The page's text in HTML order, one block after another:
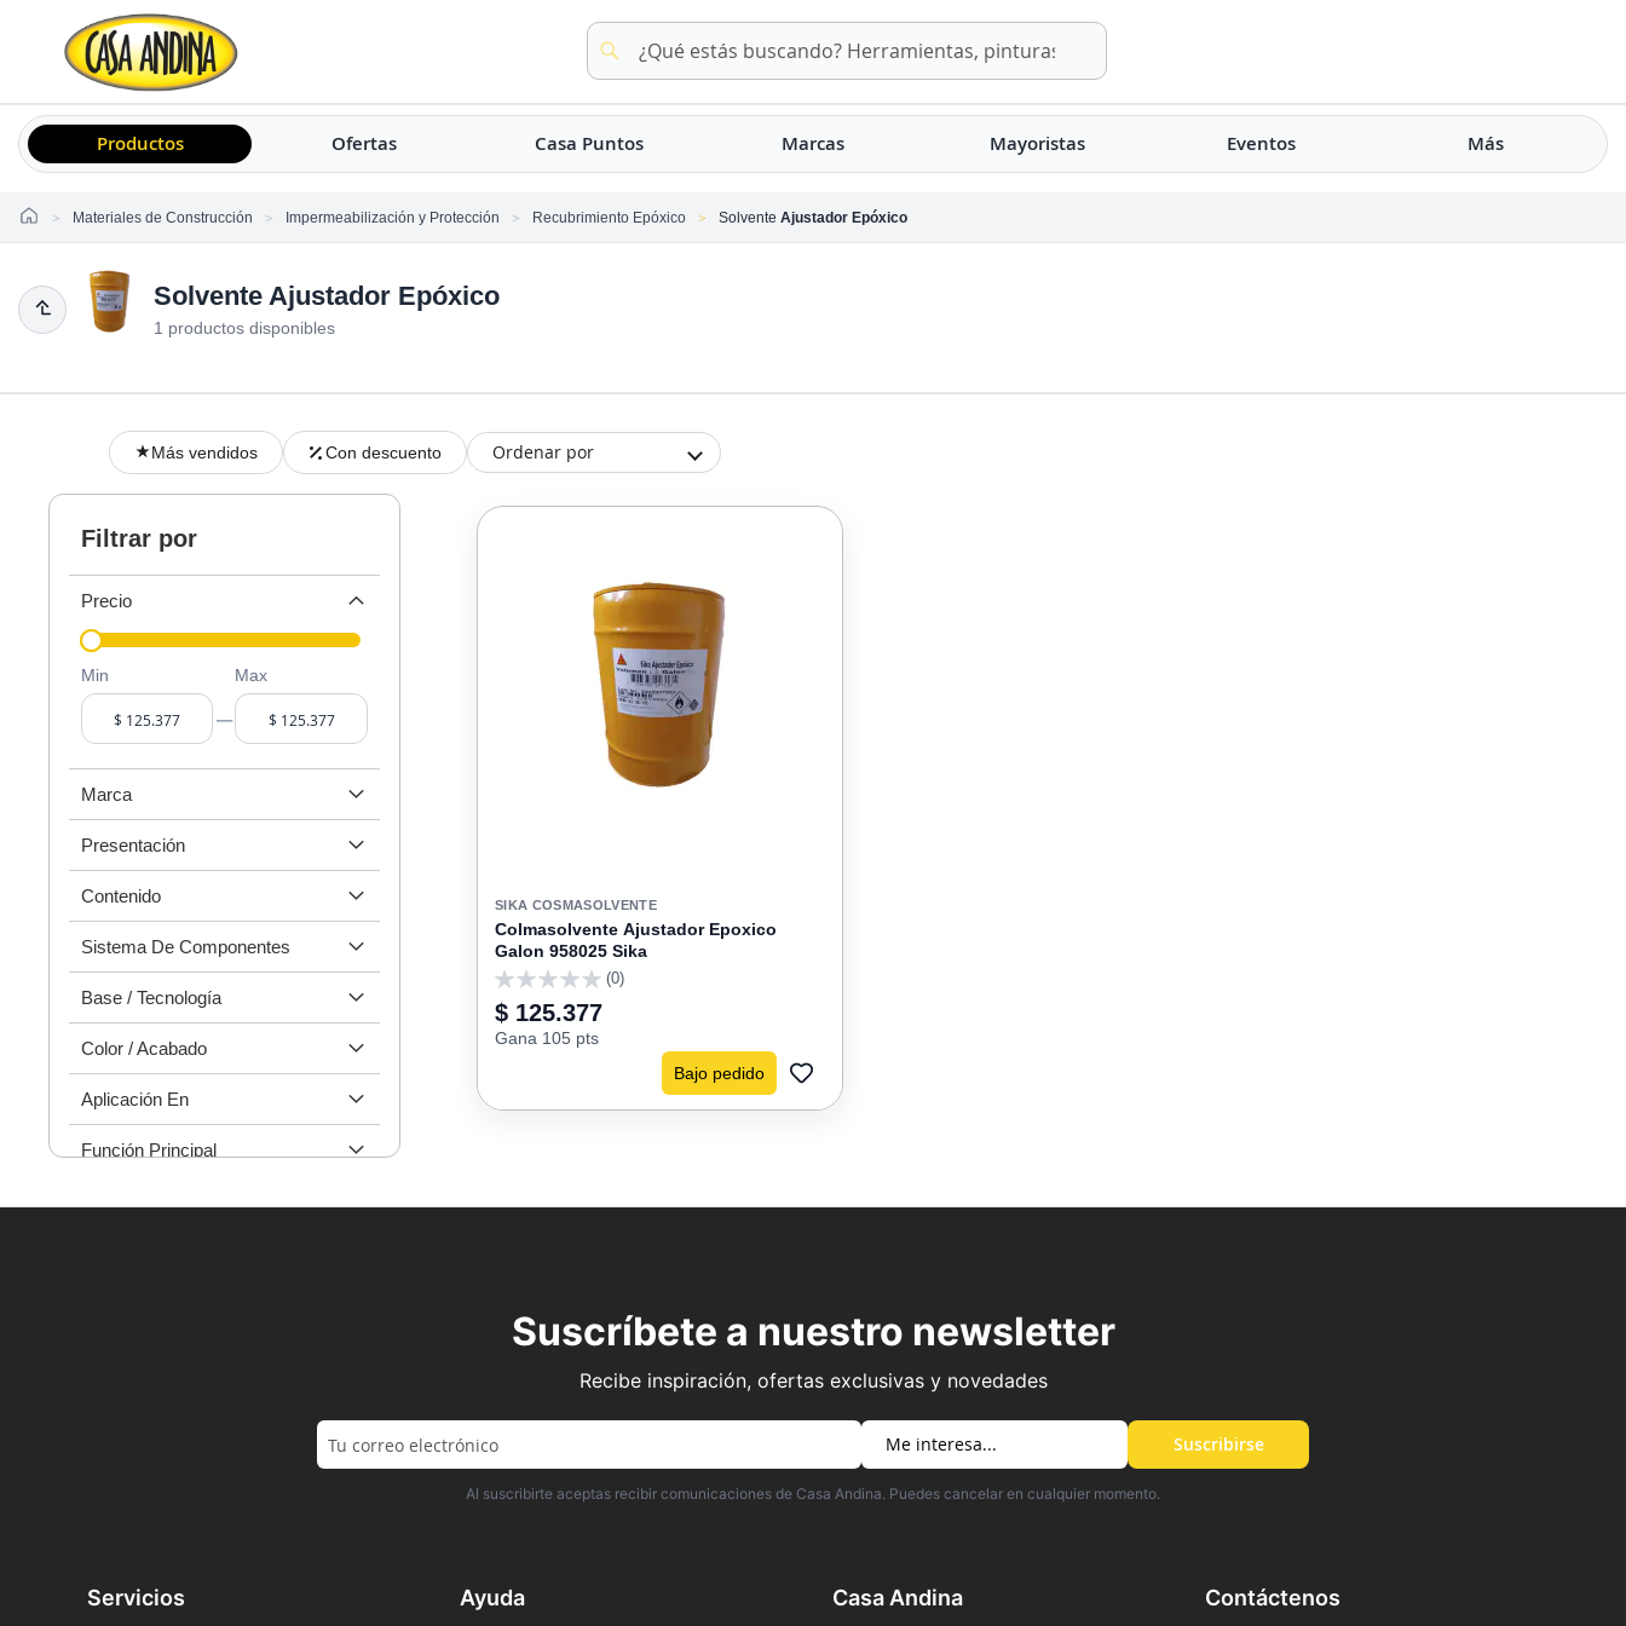
Buscar
Buscar
Productos Ofertas Casa Puntos Marcas Mayoristas Eventos Más
HomeMateriales de Construcción Impermeabilización y Protección Recubrimiento Epóxico Solvente Ajustador Epóxico
Solvente Ajustador Epóxico
1 productos disponibles
Más vendidos Con descuento Ordenar por
SIKA COSMASOLVENTE
Colmasolvente Ajustador Epoxico
Galon 958025 Sika
(0)
$ 125.377
Gana 105 pts
Bajo pedido
AGREGAR
Filtrar por
Precio
Min
–
Max
Marca
Presentación
Contenido
Sistema De Componentes
Base / Tecnología
Color / Acabado
Aplicación En
Función Principal
Suscríbete a nuestro newsletter
Recibe inspiración, ofertas exclusivas y novedades
Suscribirse
Al suscribirte aceptas recibir comunicaciones de Casa Andina. Puedes cancelar en cualquier momento.
Servicios Ayuda Casa Andina Contáctenos